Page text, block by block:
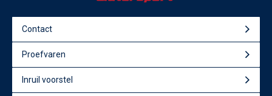
Contact
Proefvaren
Inruil voorstel